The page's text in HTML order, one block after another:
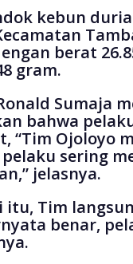
kebun
berat
gram.
Sumaja
bahwa
“Tim Ojoloyo
sering
jelasnya.
Tim
benar,